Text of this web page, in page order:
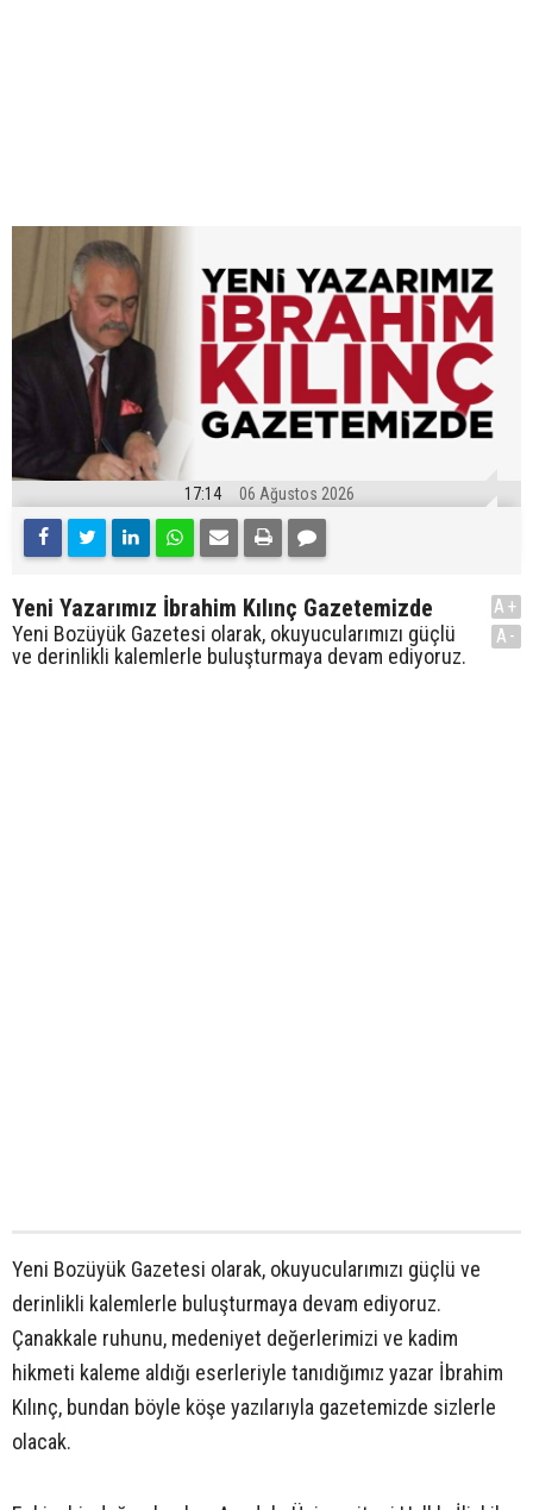
17:14 06 Ağustos 2026
Yeni Yazarımız İbrahim Kılınç Gazetemizde
Yeni Bozüyük Gazetesi olarak, okuyucularımızı güçlü
ve derinlikli kalemlerle buluşturmaya devam ediyoruz.
A+
A-
Yeni Bozüyük Gazetesi olarak, okuyucularımızı güçlü ve
derinlikli kalemlerle buluşturmaya devam ediyoruz.
Çanakkale ruhunu, medeniyet değerlerimizi ve kadim
hikmeti kaleme aldığı eserleriyle tanıdığımız yazar İbrahim
Kılınç, bundan böyle köşe yazılarıyla gazetemizde sizlerle
olacak.